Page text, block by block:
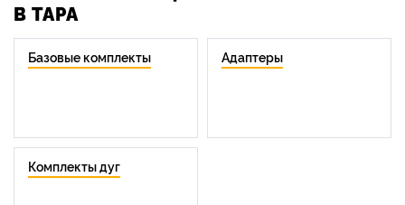
В ТАРА
Базовые комплекты Адаптеры
Комплекты дуг